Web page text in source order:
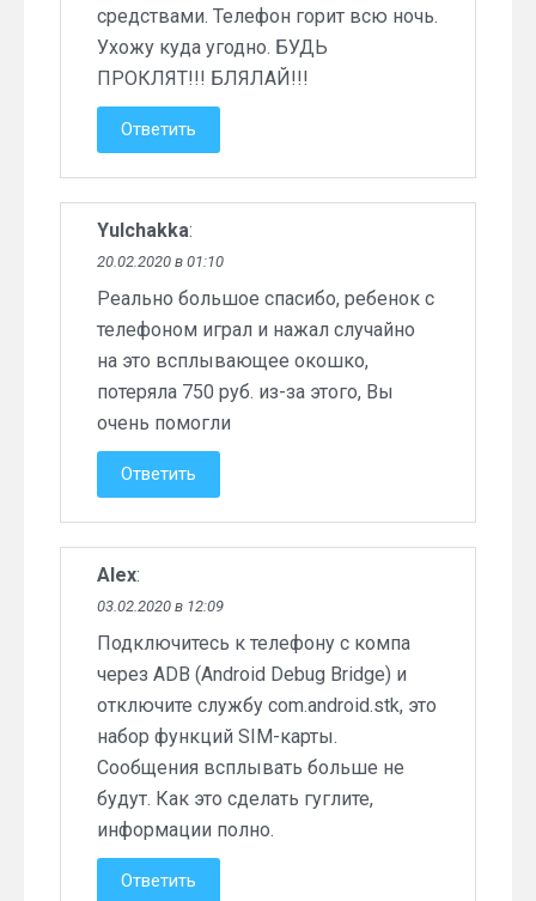
средствами. Телефон горит всю ночь.
Ухожу куда угодно. БУДЬ
ПРОКЛЯТ!!! БЛЯЛАЙ!!!
Ответить
Yulchakka:
20.02.2020 в 01:10
Реально большое спасибо, ребенок с
телефоном играл и нажал случайно
на это всплывающее окошко,
потеряла 750 руб. из-за этого, Вы
очень помогли
Ответить
Alex:
03.02.2020 в 12:09
Подключитесь к телефону с компа
через ADB (Android Debug Bridge) и
отключите службу com.android.stk, это
набор функций SIM-карты.
Сообщения всплывать больше не
будут. Как это сделать гуглите,
информации полно.
Ответить